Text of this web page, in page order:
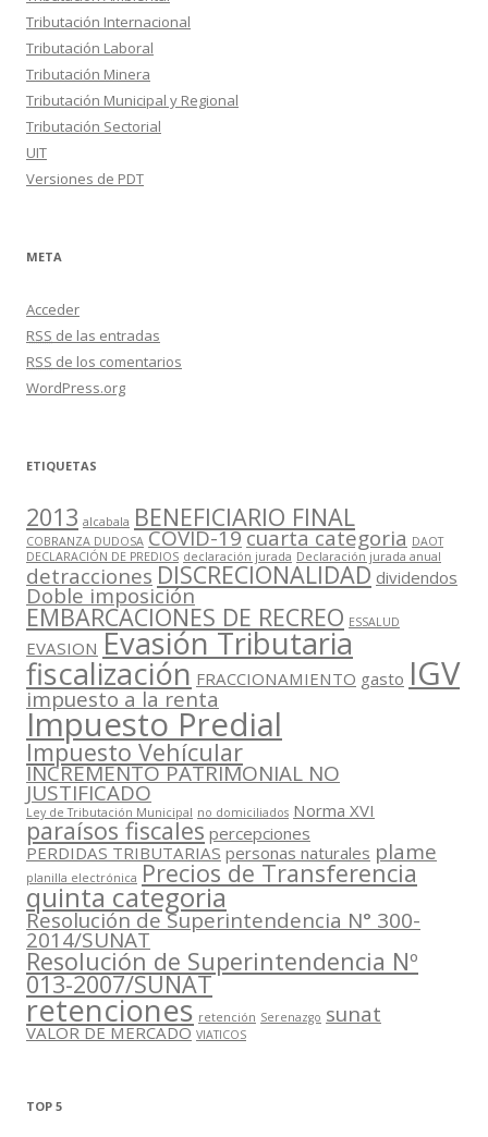
Tributación Internacional
Tributación Laboral
Tributación Minera
Tributación Municipal y Regional
Tributación Sectorial
UIT
Versiones de PDT
META
Acceder
RSS de las entradas
RSS de los comentarios
WordPress.org
ETIQUETAS
2013 alcabala BENEFICIARIO FINAL
COBRANZA DUDOSA COVID-19cuarta categoria DAOT
DECLARACIÓN DE PREDIOS declaración jurada Declaración jurada anual
detracciones DISCRECIONALIDAD dividendos
Doble imposición
EMBARCACIONES DE RECREO ESSALUD
EVASION Evasión Tributaria
fiscalización FRACCIONAMIENTO gasto IGV
impuesto a la renta
Impuesto Predial
Impuesto Vehícular
INCREMENTO PATRIMONIAL NO
JUSTIFICADO
Ley de Tributación Municipal no domiciliados Norma XVI
paraísos fiscales percepciones
PERDIDAS TRIBUTARIAS personas naturales plame
planilla electrónica Precios de Transferencia
quinta categoria
Resolución de Superintendencia N° 300-
2014/SUNAT
Resolución de Superintendencia Nº
013-2007/SUNAT
retenciones retención Serenazgo sunat
VALOR DE MERCADO VIATICOS
TOP 5